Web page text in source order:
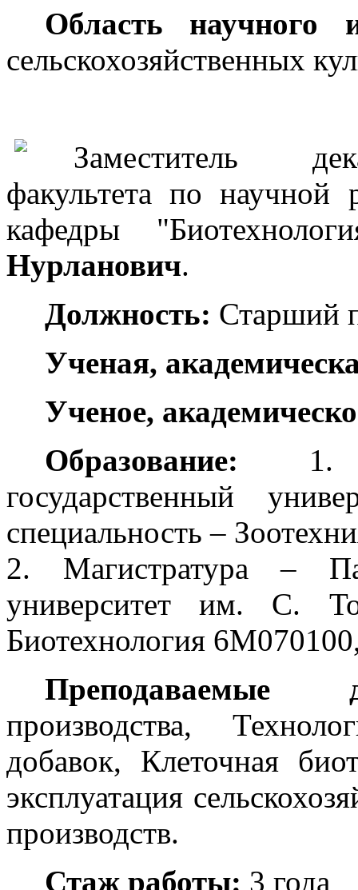
Область научного
сельскохозяйственных
Заместитель
факультета по научной
кафедры
Нурланович.
Должность: Старший
Ученая,
Ученое,
Образование: 1.
государственный
специальность –
2. Магистратура –
университет им. С.
Биотехнология
Преподаваемые
производства,
добавок, Клеточная
эксплуатация
производств.
Стаж работы: 3 года